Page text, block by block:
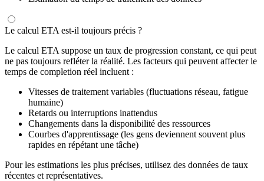
Le calcul ETA est-il toujours précis ?
Le calcul ETA suppose un taux de progression constant, ce qui peut
ne pas toujours refléter la réalité. Les facteurs qui peuvent affecter le
temps de completion réel incluent :
Vitesses de traitement variables (fluctuations réseau, fatigue
humaine)
Retards ou interruptions inattendus
Changements dans la disponibilité des ressources
Courbes d'apprentissage (les gens deviennent souvent plus
rapides en répétant une tâche)
Pour les estimations les plus précises, utilisez des données de taux
récentes et représentatives.